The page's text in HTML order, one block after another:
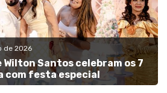
de 2026
Santos celebram os 7
com festa especial